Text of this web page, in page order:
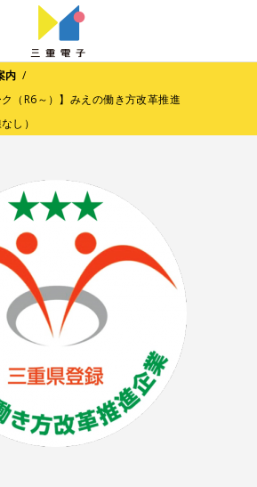
内 /
ク（R6～）】みえの働き方改革推進
し）